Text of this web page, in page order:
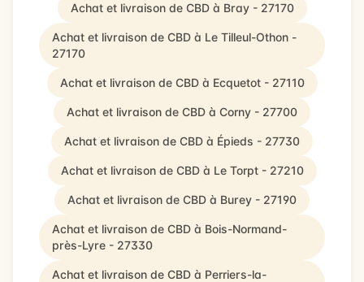
Achat et livraison de CBD à Bray - 27170
Achat et livraison de CBD à Le Tilleul-Othon -
27170
Achat et livraison de CBD à Ecquetot - 27110
Achat et livraison de CBD à Corny - 27700
Achat et livraison de CBD à Épieds - 27730
Achat et livraison de CBD à Le Torpt - 27210
Achat et livraison de CBD à Burey - 27190
Achat et livraison de CBD à Bois-Normand-
près-Lyre - 27330
Achat et livraison de CBD à Perriers-la-